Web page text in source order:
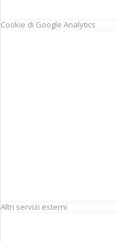
Cookie di Google Analytics
Altri servizi esterni